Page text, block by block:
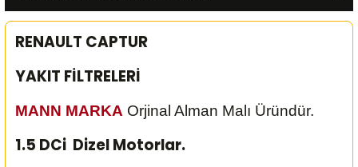
RENAULT CAPTUR
YAKIT FİLTRELERİ
MANN MARKA Orjinal Alman Malı Üründür.
1.5 DCi Dizel Motorlar.